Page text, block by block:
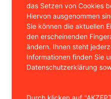
das Setzen von Cookies
Hiervon ausgenommen
Sie können die aktuellen
den erscheinenden
ändern. Ihnen steht
Informationen finden Sie
Datenschutzerklärung